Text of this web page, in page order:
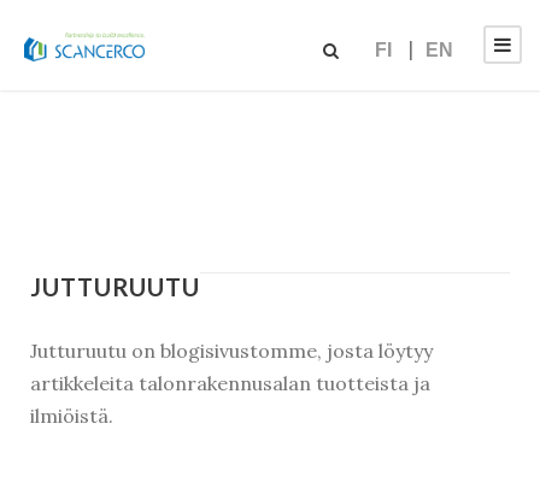
FI EN
JUTTURUUTU
Jutturuutu on blogisivustomme, josta löytyy
artikkeleita talonrakennusalan tuotteista ja
ilmiöistä.